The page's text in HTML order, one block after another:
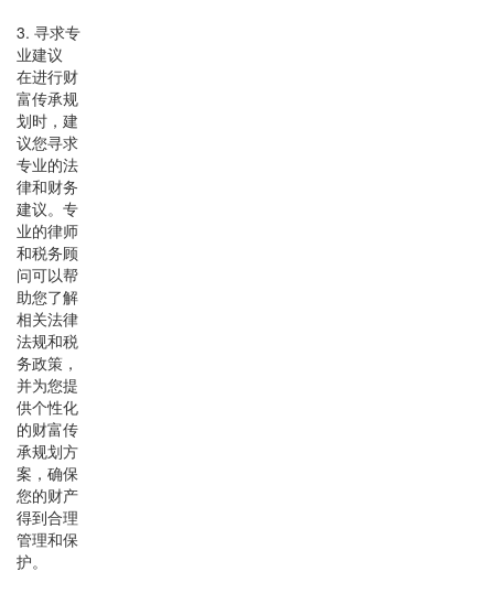
3. 寻求专
业建议
在进行财
富传承规
划时，建
议您寻求
专业的法
律和财务
建议。专
业的律师
和税务顾
问可以帮
助您了解
相关法律
法规和税
务政策，
并为您提
供个性化
的财富传
承规划方
案，确保
您的财产
得到合理
管理和保
护。